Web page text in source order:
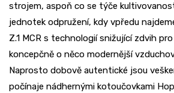
strojem, aspoň co se týče
jednotek odpružení, kdy vpředu
Z.1 MCR s technologií snižující zdvih
koncepčně o něco modernější
Naprosto dobově autentické jsou
počínaje nádhernými kotoučovkami